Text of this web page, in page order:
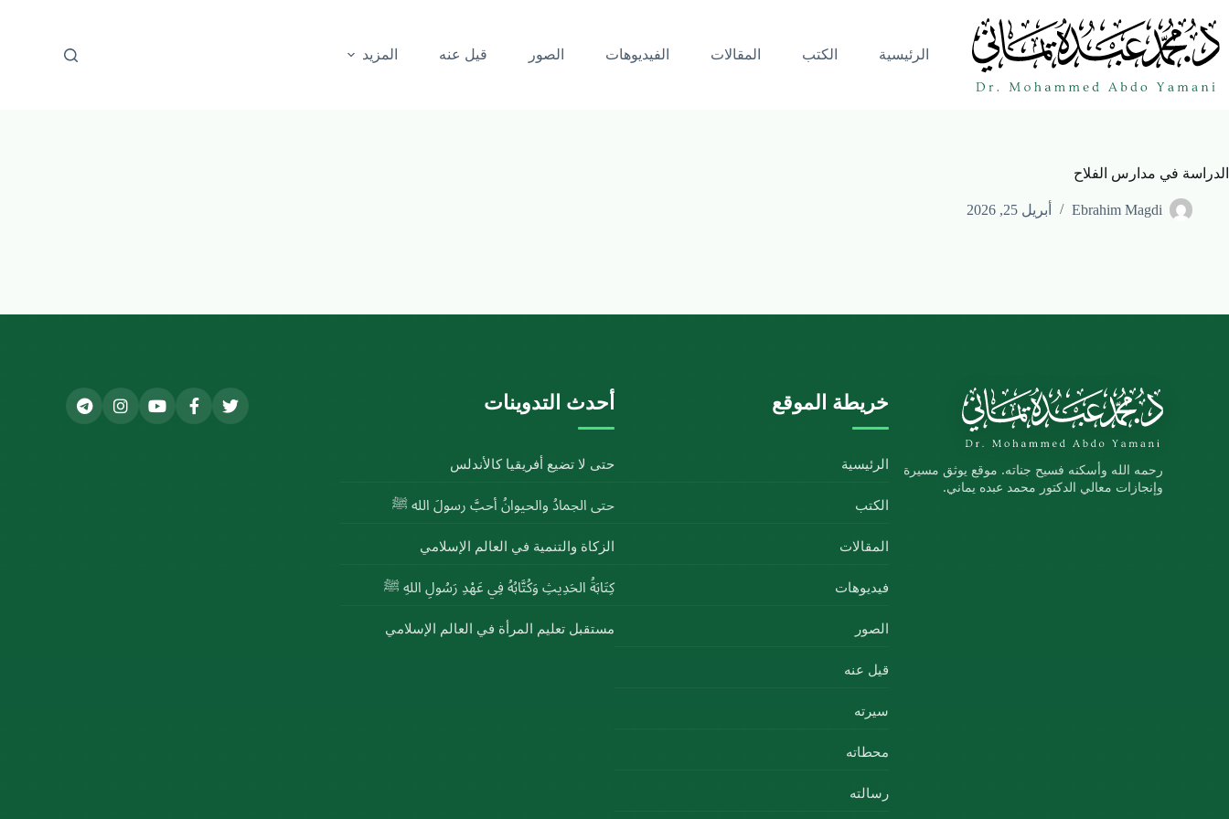
الرئيسية الكتب المقالات الفيديوهات الصور قيل عنه المزيد
الدراسة في مدارس الفلاح
Ebrahim Magdi أبريل 25, 2026
رحمه الله وأسكنه فسيح جناته. موقع يوثق مسيرة
وإنجازات معالي الدكتور محمد عبده يماني.
خريطة الموقع
الرئيسية
الكتب
المقالات
فيديوهات
الصور
قيل عنه
سيرته
محطاته
رسالته
أحدث التدوينات
حتى لا تضيع أفريقيا كالأندلس
حتى الجمادُ والحيوانُ أحبَّ رسولَ الله ﷺ
الزكاة والتنمية في العالم الإسلامي
كِتَابَةُ الحَدِيثِ وَكُتَّابُهُ فِي عَهْدِ رَسُولِ اللهِ ﷺ
مستقبل تعليم المرأة في العالم الإسلامي